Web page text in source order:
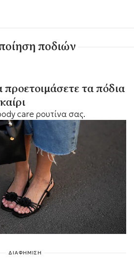
ποδιών
τα πόδια
care ρουτίνα σας.
ΔΙΑΦΗΜΙΣΗ